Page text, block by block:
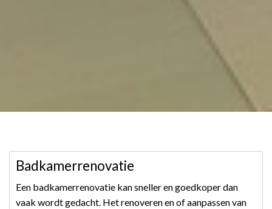
Badkamerrenovatie
Een badkamerrenovatie kan sneller en goedkoper dan
vaak wordt gedacht. Het renoveren en of aanpassen van